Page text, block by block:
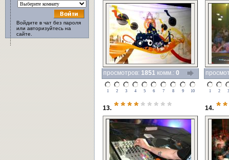
Войдите в чат без пароля
или авторизуйтесь на
сайте.
просмотров: 1851 комм.: 0
1 2 3 4 5 6 7 8 9 10 1 2 3
13. **** ***** 14.